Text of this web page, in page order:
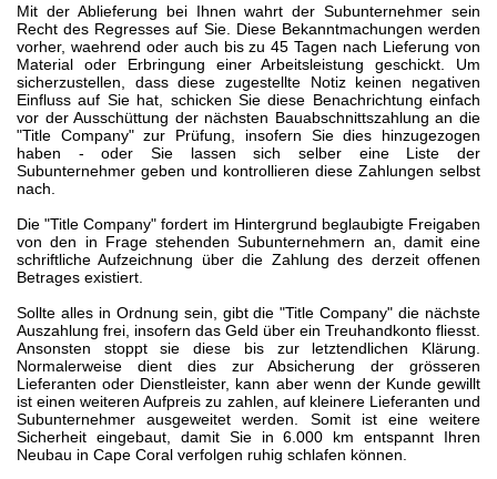
Mit der Ablieferung bei Ihnen wahrt der Subunternehmer sein
Recht des Regresses auf Sie. Diese Bekanntmachungen werden
vorher, waehrend oder auch bis zu 45 Tagen nach Lieferung von
Material oder Erbringung einer Arbeitsleistung geschickt. Um
sicherzustellen, dass diese zugestellte Notiz keinen negativen
Einfluss auf Sie hat, schicken Sie diese Benachrichtung einfach
vor der Ausschüttung der nächsten Bauabschnittszahlung an die
"Title Company" zur Prüfung, insofern Sie dies hinzugezogen
haben - oder Sie lassen sich selber eine Liste der
Subunternehmer geben und kontrollieren diese Zahlungen selbst
nach.
Die "Title Company" fordert im Hintergrund beglaubigte Freigaben
von den in Frage stehenden Subunternehmern an, damit eine
schriftliche Aufzeichnung über die Zahlung des derzeit offenen
Betrages existiert.
Sollte alles in Ordnung sein, gibt die "Title Company" die nächste
Auszahlung frei, insofern das Geld über ein Treuhandkonto fliesst.
Ansonsten stoppt sie diese bis zur letztendlichen Klärung.
Normalerweise dient dies zur Absicherung der grösseren
Lieferanten oder Dienstleister, kann aber wenn der Kunde gewillt
ist einen weiteren Aufpreis zu zahlen, auf kleinere Lieferanten und
Subunternehmer ausgeweitet werden. Somit ist eine weitere
Sicherheit eingebaut, damit Sie in 6.000 km entspannt Ihren
Neubau in Cape Coral verfolgen ruhig schlafen können.